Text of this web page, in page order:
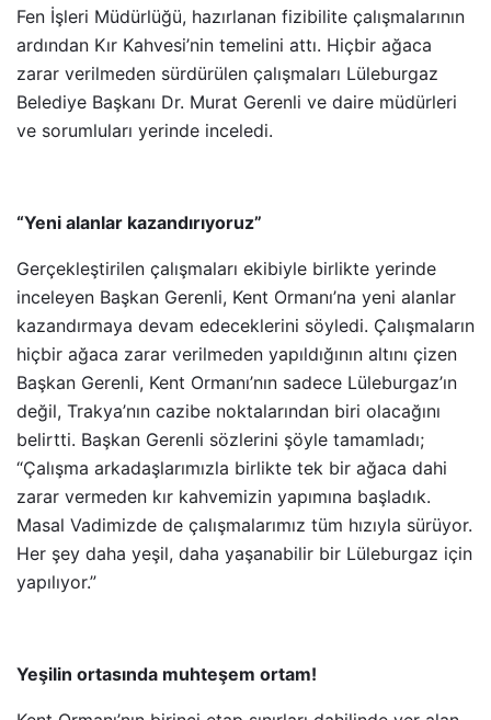
Fen İşleri Müdürlüğü, hazırlanan fizibilite çalışmalarının
ardından Kır Kahvesi’nin temelini attı. Hiçbir ağaca
zarar verilmeden sürdürülen çalışmaları Lüleburgaz
Belediye Başkanı Dr. Murat Gerenli ve daire müdürleri
ve sorumluları yerinde inceledi.
“Yeni alanlar kazandırıyoruz”
Gerçekleştirilen çalışmaları ekibiyle birlikte yerinde
inceleyen Başkan Gerenli, Kent Ormanı’na yeni alanlar
kazandırmaya devam edeceklerini söyledi. Çalışmaların
hiçbir ağaca zarar verilmeden yapıldığının altını çizen
Başkan Gerenli, Kent Ormanı’nın sadece Lüleburgaz’ın
değil, Trakya’nın cazibe noktalarından biri olacağını
belirtti. Başkan Gerenli sözlerini şöyle tamamladı;
“Çalışma arkadaşlarımızla birlikte tek bir ağaca dahi
zarar vermeden kır kahvemizin yapımına başladık.
Masal Vadimizde de çalışmalarımız tüm hızıyla sürüyor.
Her şey daha yeşil, daha yaşanabilir bir Lüleburgaz için
yapılıyor.”
Yeşilin ortasında muhteşem ortam!